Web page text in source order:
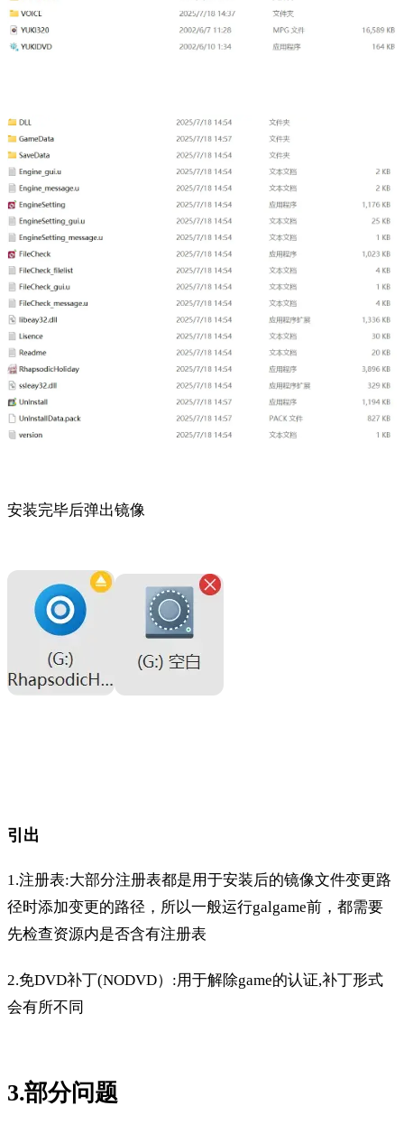
安装完毕后弹出镜像
引出
1.注册表:大部分注册表都是用于安装后的镜像文件变更路
径时添加变更的路径，所以一般运行galgame前，都需要
先检查资源内是否含有注册表
2.免DVD补丁(NODVD）:用于解除game的认证,补丁形式
会有所不同
3.部分问题